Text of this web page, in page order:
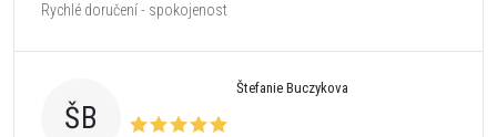
Rychlé doručení - spokojenost
ŠB
Štefanie Buczykova